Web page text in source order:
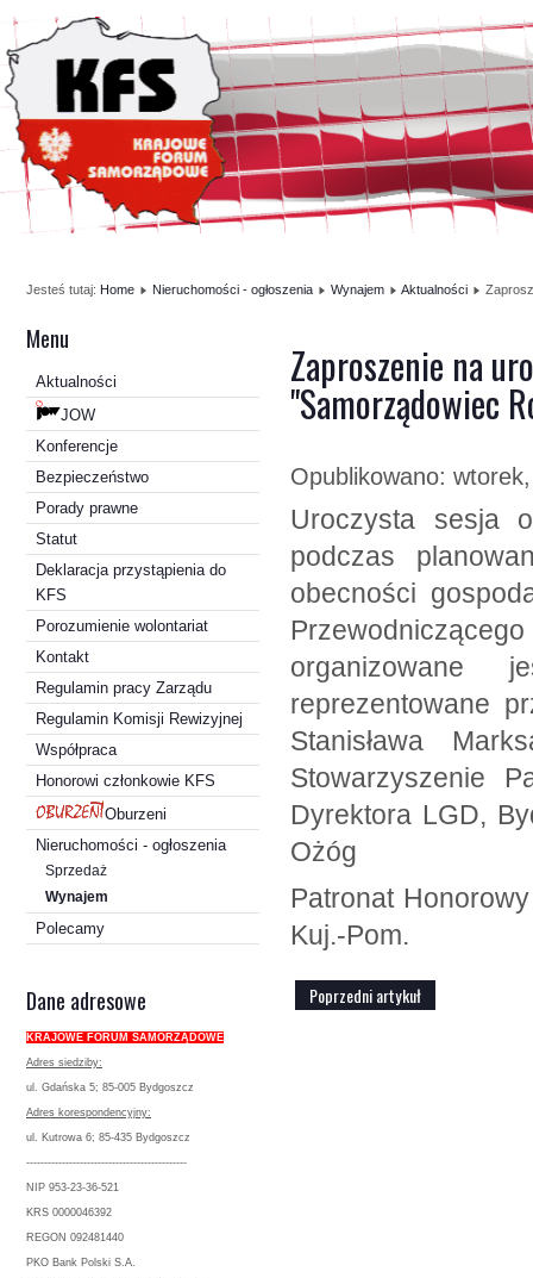
Jesteś tutaj: Home Nieruchomości - ogłoszenia Wynajem Aktualności
Menu
Aktualności
JOW
Konferencje
Bezpieczeństwo
Porady prawne
Statut
Deklaracja przystąpienia do
KFS
Porozumienie wolontariat
Kontakt
Regulamin pracy Zarządu
Regulamin Komisji Rewizyjnej
Współpraca
Honorowi członkowie KFS
Oburzeni
Nieruchomości - ogłoszenia
Sprzedaż
Wynajem
Polecamy
Dane adresowe
KRAJOWE FORUM SAMORZĄDOWE
Adres siedziby:
ul. Gdańska 5; 85-005 Bydgoszcz
Adres korespondencyjny:
ul. Kutrowa 6; 85-435 Bydgoszcz
---------------------------------------------
NIP 953-23-36-521
KRS 0000046392
REGON 092481440
PKO Bank Polski S.A.
Zaproszenie na
"Samorządowiec
Opublikowano:
Uroczysta sesja
podczas
obecności
organizowane
reprezentowane
Stanisława
Stowarzyszenie
Dyrektora LGD,
Ożóg
Patronat
Kuj.-Pom.
Poprzedni artykuł